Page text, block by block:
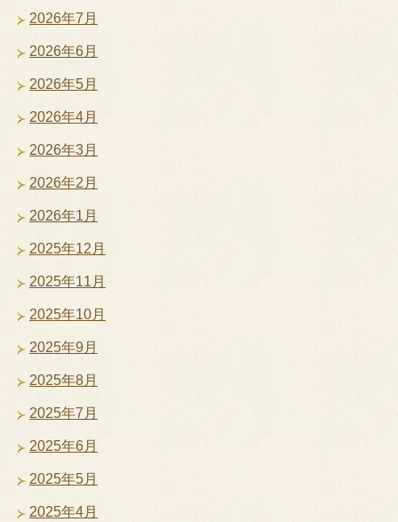
2026年7月
2026年6月
2026年5月
2026年4月
2026年3月
2026年2月
2026年1月
2025年12月
2025年11月
2025年10月
2025年9月
2025年8月
2025年7月
2025年6月
2025年5月
2025年4月